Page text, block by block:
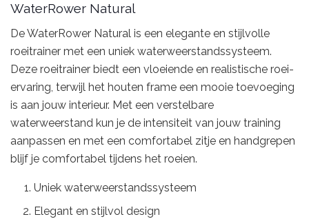
WaterRower Natural
De WaterRower Natural is een elegante en stijlvolle
roeitrainer met een uniek waterweerstandssysteem.
Deze roeitrainer biedt een vloeiende en realistische roei-
ervaring, terwijl het houten frame een mooie toevoeging
is aan jouw interieur. Met een verstelbare
waterweerstand kun je de intensiteit van jouw training
aanpassen en met een comfortabel zitje en handgrepen
blijf je comfortabel tijdens het roeien.
Uniek waterweerstandssysteem
Elegant en stijlvol design